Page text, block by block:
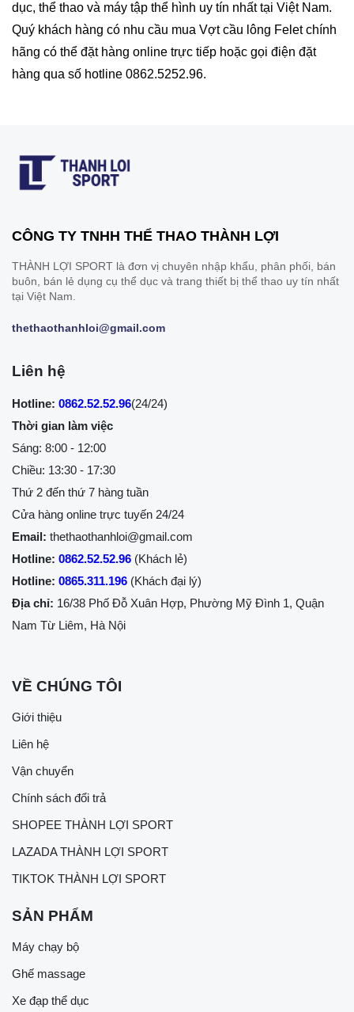
dục, thể thao và máy tập thể hình uy tín nhất tại Việt Nam.
Quý khách hàng có nhu cầu mua Vợt cầu lông Felet chính
hãng có thể đặt hàng online trực tiếp hoặc gọi điện đặt
hàng qua số hotline 0862.5252.96.
CÔNG TY TNHH THỂ THAO THÀNH LỢI
THÀNH LỢI SPORT là đơn vị chuyên nhập khẩu, phân phối, bán
buôn, bán lẻ dụng cụ thể dục và trang thiết bị thể thao uy tín nhất
tại Việt Nam.
thethaothanhloi@gmail.com
Liên hệ
Hotline: 0862.52.52.96(24/24)
Thời gian làm việc
Sáng: 8:00 - 12:00
Chiều: 13:30 - 17:30
Thứ 2 đến thứ 7 hàng tuần
Cửa hàng online trực tuyến 24/24
Email: thethaothanhloi@gmail.com
Hotline: 0862.52.52.96 (Khách lẻ)
Hotline: 0865.311.196 (Khách đại lý)
Địa chỉ: 16/38 Phố Đỗ Xuân Hợp, Phường Mỹ Đình 1, Quận
Nam Từ Liêm, Hà Nội
VỀ CHÚNG TÔI
Giới thiệu
Liên hệ
Vận chuyển
Chính sách đổi trả
SHOPEE THÀNH LỢI SPORT
LAZADA THÀNH LỢI SPORT
TIKTOK THÀNH LỢI SPORT
SẢN PHẨM
Máy chạy bộ
Ghế massage
Xe đạp thể dục